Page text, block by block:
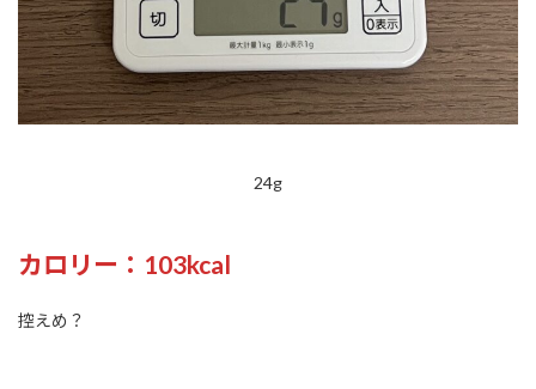
24g
カロリー：103kcal
控えめ？